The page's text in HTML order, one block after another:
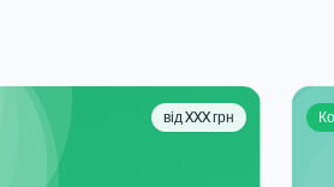
від XXX грн